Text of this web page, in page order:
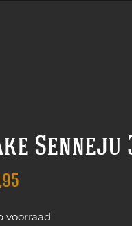
Senneju
voorraad